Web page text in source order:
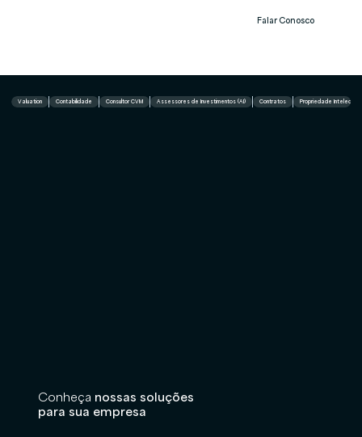
Falar Conosco
Conheça nossas soluções
para sua empresa
Valuation Contabilidade Consultor CVM Assessores de Investimentos (AI) Contratos Propriedade Intelectual